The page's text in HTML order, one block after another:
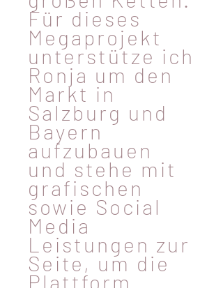
Für dieses
Megaprojekt
unterstütze ich
Ronja um den
Markt in
Salzburg und
Bayern
aufzubauen
und stehe mit
grafischen
sowie Social
Media
Leistungen zur
Seite, um die
Plattform